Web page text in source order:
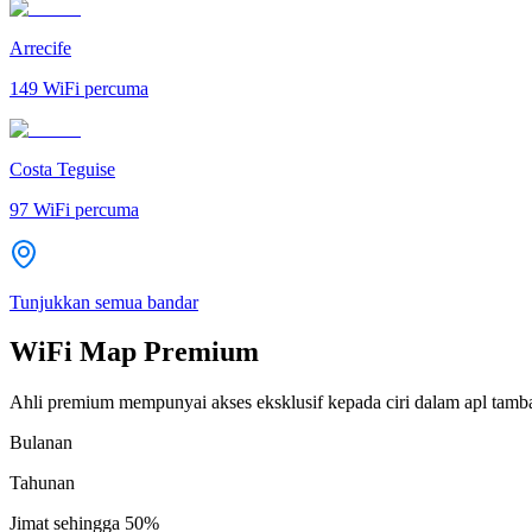
Arrecife
149 WiFi percuma
Costa Teguise
97 WiFi percuma
Tunjukkan semua bandar
WiFi Map Premium
Ahli premium mempunyai akses eksklusif kepada ciri dalam apl
Bulanan
Tahunan
Jimat sehingga 50%